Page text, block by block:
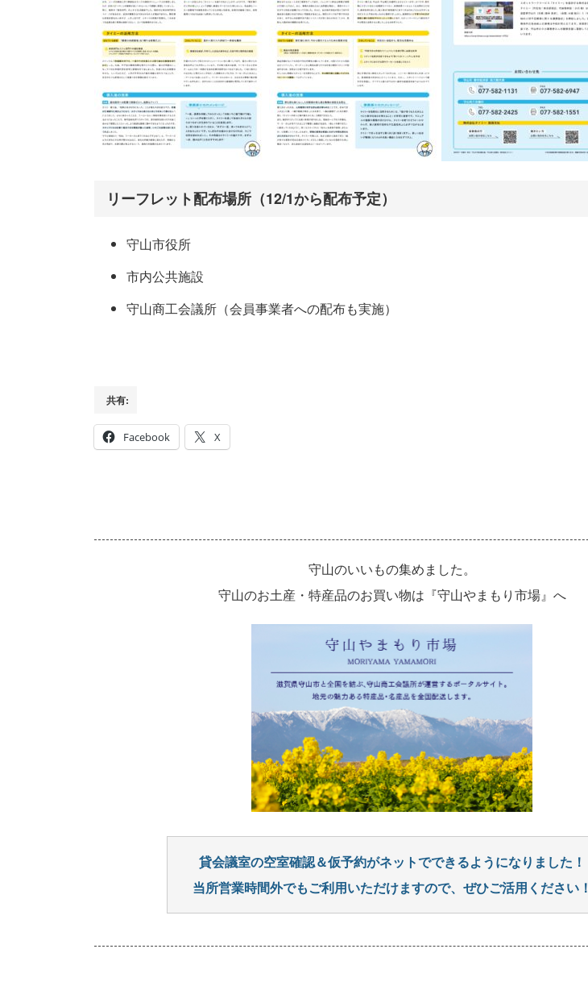
リーフレット配布場所（12/1から配布予定）
守山市役所
市内公共施設
守山商工会議所（会員事業者への配布も実施）
共有:
Facebook X
守山のいいもの集めました。
守山のお土産・特産品のお買い物は『守山やまもり市場』へ
貸会議室の空室確認＆仮予約がネットでできるようになりました！
当所営業時間外でもご利用いただけますので、ぜひご活用ください！